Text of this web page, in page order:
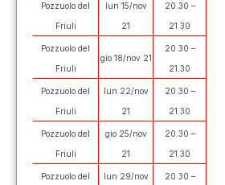
Pozzuolo del
Friuli
lun 15/nov
21
20.30 –
21.30
Pozzuolo del
Friuli
gio 18/nov 21
20.30 –
21.30
Pozzuolo del
Friuli
lun 22/nov
21
20.30 –
21.30
Pozzuolo del
Friuli
gio 25/nov
21
20.30 –
21.30
Pozzuolo del lun 29/nov 20.30 –